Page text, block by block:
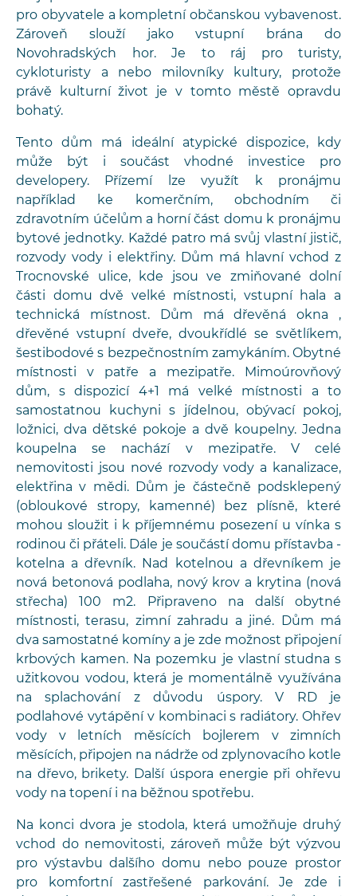
pro obyvatele a kompletní občanskou vybavenost.
Zároveň slouží jako vstupní brána do
Novohradských hor. Je to ráj pro turisty,
cykloturisty a nebo milovníky kultury, protože
právě kulturní život je v tomto městě opravdu
bohatý.
Tento dům má ideální atypické dispozice, kdy
může být i součást vhodné investice pro
developery. Přízemí lze využít k pronájmu
například ke komerčním, obchodním či
zdravotním účelům a horní část domu k pronájmu
bytové jednotky. Každé patro má svůj vlastní jistič,
rozvody vody i elektřiny. Dům má hlavní vchod z
Trocnovské ulice, kde jsou ve zmiňované dolní
části domu dvě velké místnosti, vstupní hala a
technická místnost. Dům má dřevěná okna ,
dřevěné vstupní dveře, dvoukřídlé se světlíkem,
šestibodové s bezpečnostním zamykáním. Obytné
místnosti v patře a mezipatře. Mimoúrovňový
dům, s dispozicí 4+1 má velké místnosti a to
samostatnou kuchyni s jídelnou, obývací pokoj,
ložnici, dva dětské pokoje a dvě koupelny. Jedna
koupelna se nachází v mezipatře. V celé
nemovitosti jsou nové rozvody vody a kanalizace,
elektřina v mědi. Dům je částečně podsklepený
(obloukové stropy, kamenné) bez plísně, které
mohou sloužit i k příjemnému posezení u vínka s
rodinou či přáteli. Dále je součástí domu přístavba -
kotelna a dřevník. Nad kotelnou a dřevníkem je
nová betonová podlaha, nový krov a krytina (nová
střecha) 100 m2. Připraveno na další obytné
místnosti, terasu, zimní zahradu a jiné. Dům má
dva samostatné komíny a je zde možnost připojení
krbových kamen. Na pozemku je vlastní studna s
užitkovou vodou, která je momentálně využívána
na splachování z důvodu úspory. V RD je
podlahové vytápění v kombinaci s radiátory. Ohřev
vody v letních měsících bojlerem v zimních
měsících, připojen na nádrže od zplynovacího kotle
na dřevo, brikety. Další úspora energie při ohřevu
vody na topení i na běžnou spotřebu.
Na konci dvora je stodola, která umožňuje druhý
vchod do nemovitosti, zároveň může být výzvou
pro výstavbu dalšího domu nebo pouze prostor
pro komfortní zastřešené parkování. Je zde i